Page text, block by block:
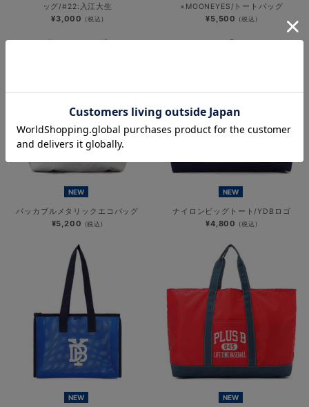
ッグ/#22:入江大生
¥3,000 (税込)
×MOONEYES/トートバッグ
¥5,500 (税込)
NEW
パッカブルメタリックエコバッグ
¥5,200 (税込)
NEW
ナイロンビッグトート/YDBロゴ
¥4,800 (税込)
NEW NEW